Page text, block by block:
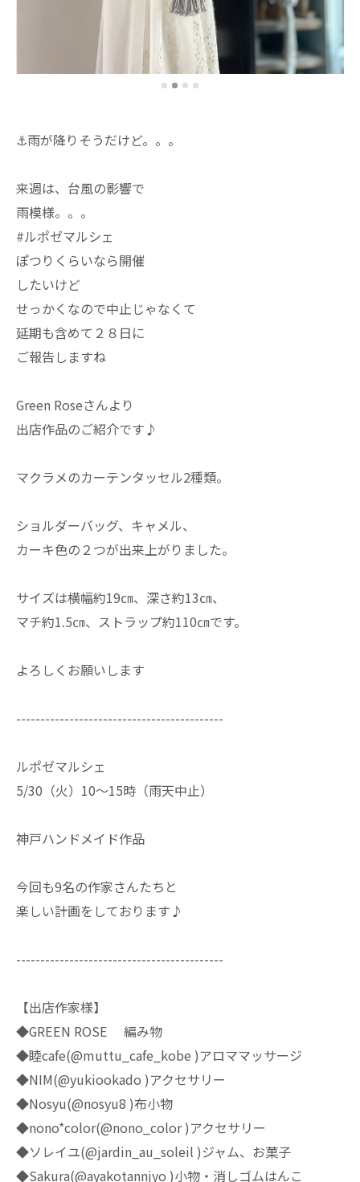
⚓︎雨が降りそうだけど。。。
来週は、台風の影響で
雨模様。。。
#ルポゼマルシェ
ぽつりくらいなら開催
したいけど
せっかくなので中止じゃなくて
延期も含めて２８日に
ご報告しますね
Green Roseさんより
出店作品のご紹介です♪
マクラメのカーテンタッセル2種類。
ショルダーバッグ、キャメル、
カーキ色の２つが出来上がりました。
サイズは横幅約19㎝、深さ約13㎝、
マチ約1.5㎝、ストラップ約110㎝です。
よろしくお願いします
-------------------------------------------
ルポゼマルシェ
5/30（火）10～15時（雨天中止）
神戸ハンドメイド作品
今回も9名の作家さんたちと
楽しい計画をしております♪
-------------------------------------------
【出店作家様】
◆GREEN ROSE 編み物
◆睦cafe(@muttu_cafe_kobe )アロママッサージ
◆NIM(@yukiookado )アクセサリー
◆Nosyu(@nosyu8 )布小物
◆nono*color(@nono_color )アクセサリー
◆ソレイユ(@jardin_au_soleil )ジャム、お菓子
◆Sakura(@ayakotannjyo )小物・消しゴムはんこ